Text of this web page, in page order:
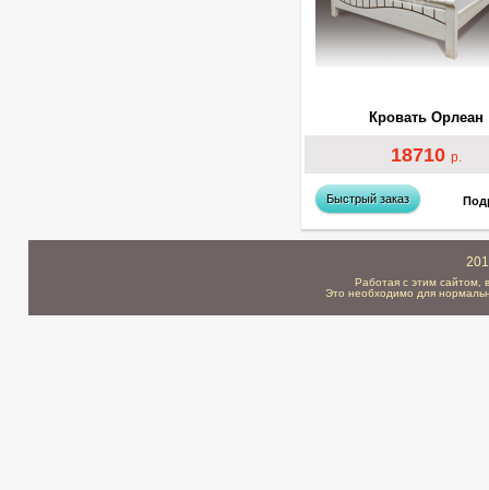
18710р.
Кровать Орлеан
Быстрый заказ
Работая с этим сайтом,
Это необходимо для